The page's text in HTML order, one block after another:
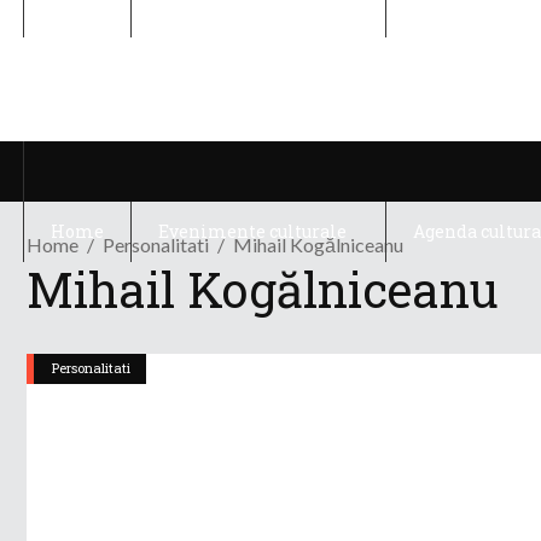
Home Evenimente culturale Agenda
Home Personalitati Mihail Kogălniceanu
Mihail Kogălniceanu
Personalitati